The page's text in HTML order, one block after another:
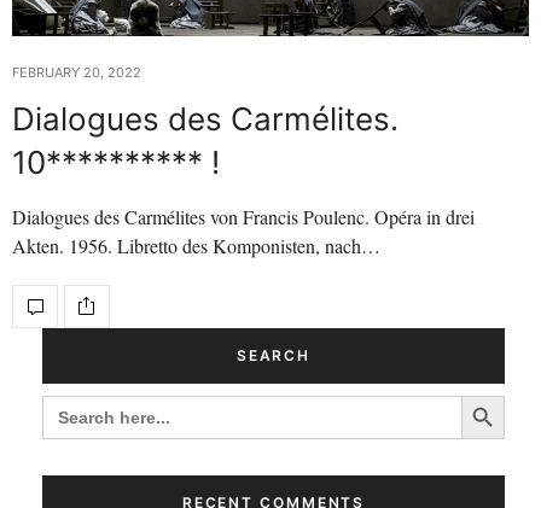
FEBRUARY 20, 2022
Dialogues des Carmélites.
10********** !
Dialogues des Carmélites von Francis Poulenc. Opéra in drei
Akten. 1956. Libretto des Komponisten, nach…
SEARCH
SEARCH
FOR:
Search Button
RECENT COMMENTS